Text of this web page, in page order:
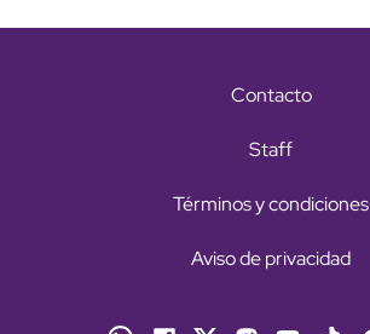
Contacto
Staff
Términos y condiciones
Aviso de privacidad